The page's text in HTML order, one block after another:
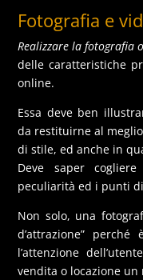
Fotografia e
Realizzare la fotografia
delle caratteristiche
online.
Essa deve ben
da restituirne al
di stile, ed anche in
Deve saper
peculiarità ed i punti
Non solo, una
d’attrazione”
l’attenzione
vendita o locazione